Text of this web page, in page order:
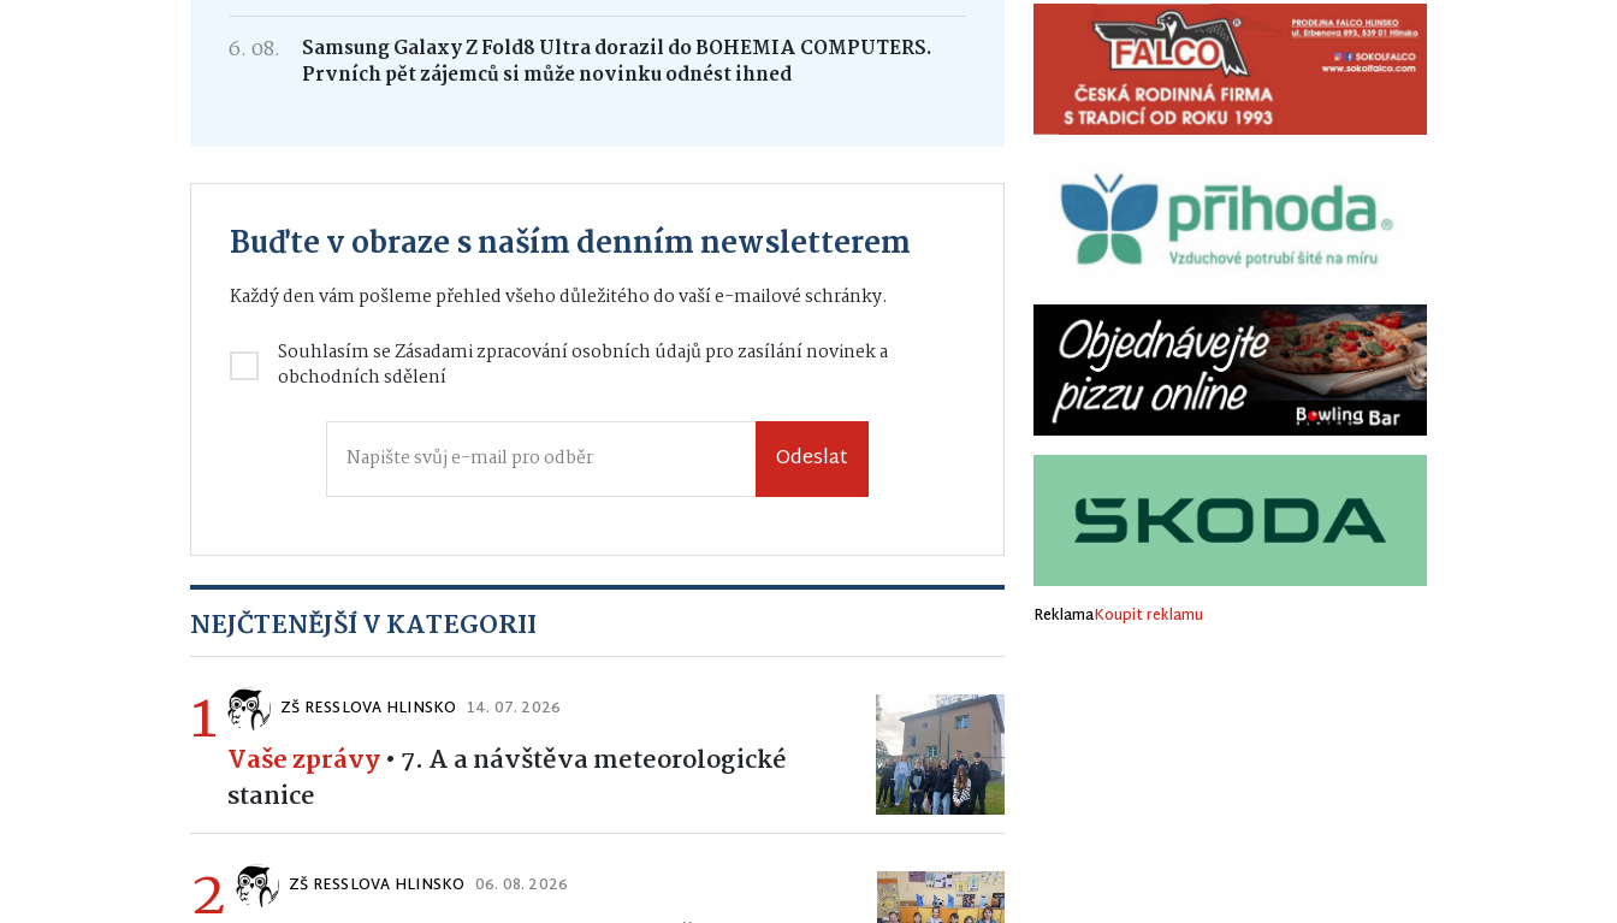
6. 08.
Samsung Galaxy Z Fold8 Ultra dorazil do BOHEMIA COMPUTERS.
Prvních pět zájemců si může novinku odnést ihned
Buďte v obraze s naším denním newsletterem
Každý den vám pošleme přehled všeho důležitého do vaší e-mailové schránky.
Souhlasím seZásadami zpracování osobních údajůpro zasílání novinek a
obchodních sdělení
Odeslat
NEJČTENĚJŠÍ V KATEGORII
1 ZŠ RESSLOVA HLINSKO 14. 07. 2026
Vaše zprávy• 7. A a návštěva meteorologické
stanice
2 ZŠ RESSLOVA HLINSKO 06. 08. 2026
ReklamaKoupit reklamu